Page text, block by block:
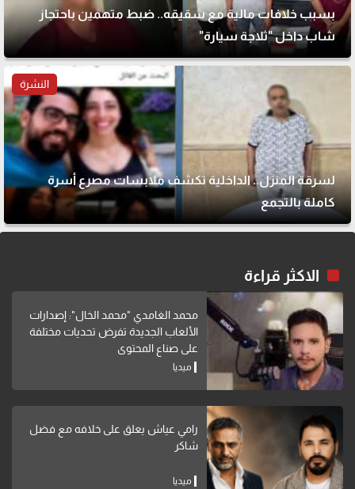
بسبب خلافات مالية مع شقيقه.. ضبط متهمين باحتجاز
شاب داخل "ثلاجة سيارة"
النشرة
لسرقة المنزل.. الداخلية تكشف ملابسات مصرع أسرة
كاملة بالتجمع
الاكثر قراءة
محمد الغامدي "محمد الخال": إصدارات
الألعاب الجديدة تفرض تحديات مختلفة
على صناع المحتوى
ميديا
رامي عياش يعلق على خلافه مع فضل
شاكر
ميديا